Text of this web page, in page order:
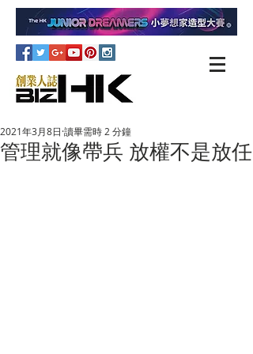
管理就像帶兵 放權不是放任
2021年3月8日 讀畢需時 2 分鐘